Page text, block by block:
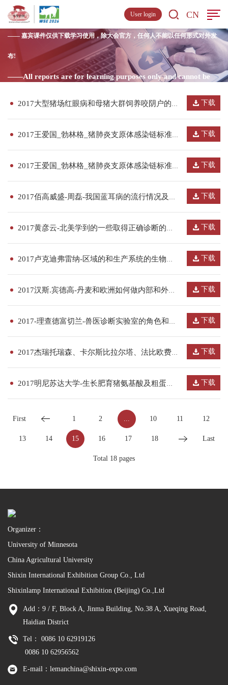
CN
User login
下载中心
—— 嘉宾课件仅供下载学习使用，除大会官方，任何人不能以任何形式对外发
布!
——All reports are for learning purposes only and cannot be
2017大型猪场红眼病和母猪大群饲养咬阴户的调查（下）
下载
2017王爱国_勃林格_猪肺炎支原体感染链标准介绍（上） 下载
2017王爱国_勃林格_猪肺炎支原体感染链标准介绍（下） 下载
2017佰高威盛-周磊-我国蓝耳病的流行情况及防控策略 下载
2017黄彦云-北美学到的一些取得正确诊断的有益思路 下载
2017卢克迪弗雷纳-区域的和生产系统的生物安全方法 下载
2017汉斯.宾德高-丹麦和欧洲如何做内部和外部生物安全 下载
2017-理查德富切兰-兽医诊断实验室的角色和案例分析 下载
2017杰瑞托瑞森、卡尔斯比拉尔塔、法比欧费洛奇-猪场中PRRS和PED的诊断策略...... 下载
2017明尼苏达大学-生长肥育猪氨基酸及粗蛋白需要量 下载
First 1 2 ... 10 11 12
13 14 15 16 17 18 Last
Total 18 pages
Organizer：
University of Minnesota
China Agricultural University
Shixin International Exhibition Group Co., Ltd
Shixinlamp International Exhibition (Beijing) Co.,Ltd
Add：9 / F, Block A, Jinma Building, No.38 A, Xueqing Road,
Haidian District
Tel： 0086 10 62919126
0086 10 62956562
E-mail：lemanchina@shixin-expo.com